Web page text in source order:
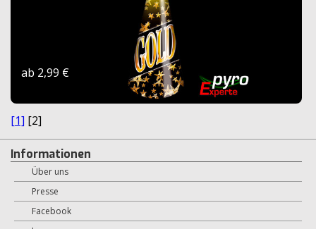
ab 2,99 €
[1] [2]
Informationen
Über uns
Presse
Facebook